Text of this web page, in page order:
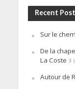
Recent
Sur le
De la
La Coste 3
Autour de